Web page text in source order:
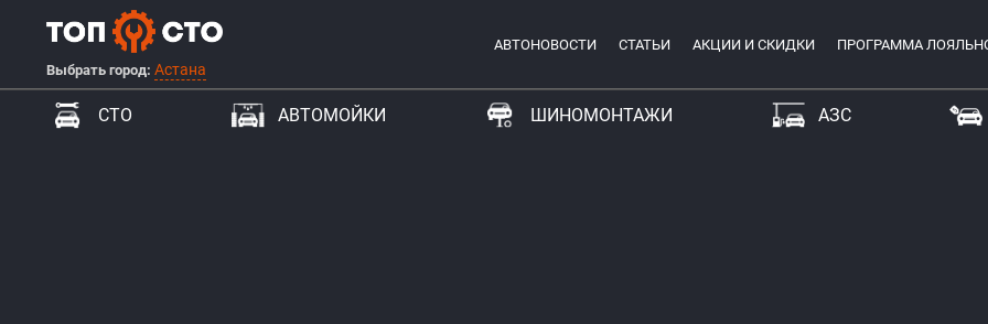
Выбрать город: Астана
АВТОНОВОСТИ СТАТЬИ АКЦИИ И СКИДКИ ПРОГРАММА
СТО АВТОМОЙКИ ШИНОМОНТАЖИ АЗС